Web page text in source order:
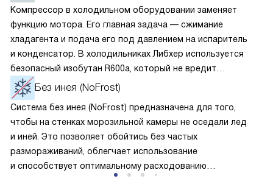
Компрессор в холодильном оборудовании заменяет
функцию мотора. Его главная задача — сжимание
хладагента и подача его под давлением на испаритель
и конденсатор. В холодильниках Либхер используется
безопасный изобутан R600a, который не вредит
окружающей среде. Компрессор перегоняет его
по охладительному контуру по принципу насоса. Чем
лучше работает «мотор» прибора, тем качественнее
и быстрее происходит охлаждение, затрачивается
меньше электроэнергии.
Без инея (NoFrost)
Система без инея (NoFrost) предназначена для того,
чтобы на стенках морозильной камеры не оседали лед
и иней. Это позволяет обойтись без частых
размораживаний, облегчает использование
и способствует оптимальному расходованию